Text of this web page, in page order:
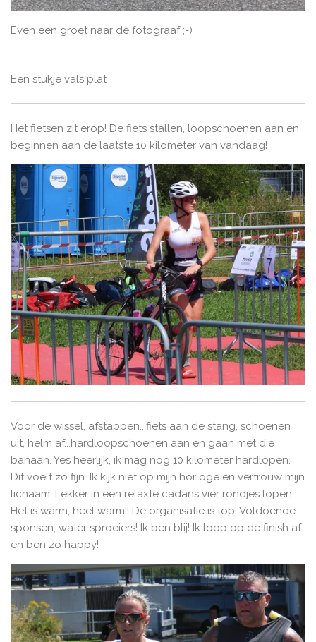
Even een groet naar de fotograaf ;-)
Een stukje vals plat
Het fietsen zit erop! De fiets stallen, loopschoenen aan en
beginnen aan de laatste 10 kilometer van vandaag!
Voor de wissel, afstappen...fiets aan de stang, schoenen
uit, helm af...hardloopschoenen aan en gaan met die
banaan. Yes heerlijk, ik mag nog 10 kilometer hardlopen.
Dit voelt zo fijn. Ik kijk niet op mijn horloge en vertrouw mijn
lichaam. Lekker in een relaxte cadans vier rondjes lopen.
Het is warm, heel warm!! De organisatie is top! Voldoende
sponsen, water sproeiers! Ik ben blij! Ik loop op de finish af
en ben zo happy!